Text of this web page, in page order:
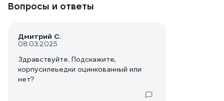
Вопросы и ответы
Дмитрий С.
08.03.2025
Здравствуйте. Подскажите,
корпусилеьедки оцинкованный или
нет?